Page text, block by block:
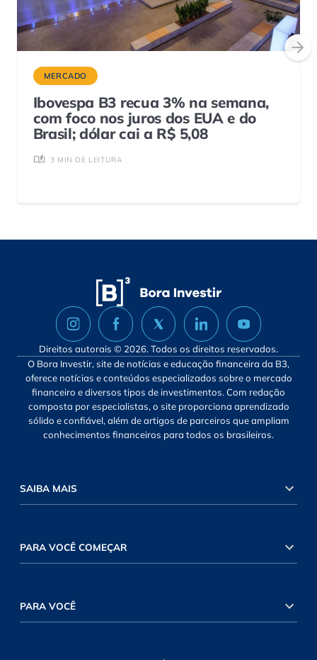
MERCADO
Ibovespa B3 recua 3% na semana,
com foco nos juros dos EUA e do
Brasil; dólar cai a R$ 5,08
3 MIN DE LEITURA
Direitos autorais © 2026. Todos os direitos reservados.
O Bora Investir, site de notícias e educação financeira da B3,
oferece notícias e conteúdos especializados sobre o mercado
financeiro e diversos tipos de investimentos. Com redação
composta por especialistas, o site proporciona aprendizado
sólido e confiável, além de artigos de parceiros que ampliam
conhecimentos financeiros para todos os brasileiros.
SAIBA MAIS
PARA VOCÊ COMEÇAR
PARA VOCÊ